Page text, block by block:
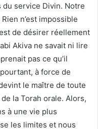
du service Divin. Notre
n’est impossible
de désirer réellement
Akiva ne savait ni lire
pas ce qu’il
à force de
le maître de toute
la Torah orale. Alors,
à une vie plus
les limites et nous